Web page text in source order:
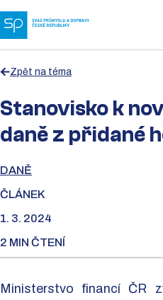
Zpět na téma
Stanovisko k
daně z přidané
DANĚ
ČLÁNEK
1. 3. 2024
2 MIN ČTENÍ
Ministerstvo financí ČR